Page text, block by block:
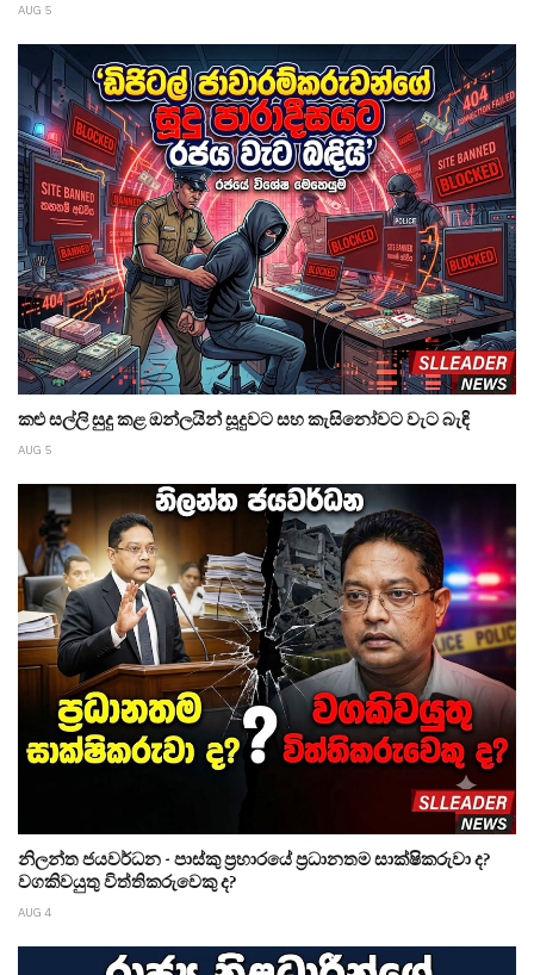
AUG 5
කළු සල්ලි සුදු කළ ඔන්ලයින් සූදුවට සහ කැසිනෝවට වැට බැඳි
AUG 5
නිලන්ත ජයවර්ධන - පාස්කු ප්‍රහාරයේ ප්‍රධානතම සාක්ෂිකරුවා ද?
වගකිවයුතු විත්තිකරුවෙකු ද?
AUG 4